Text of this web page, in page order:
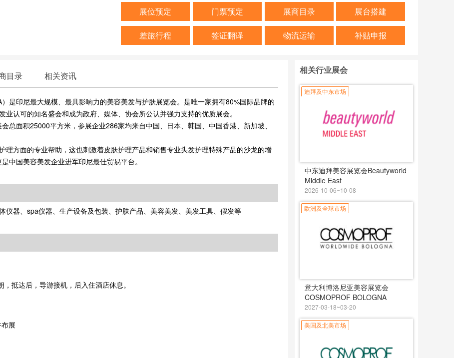
展位预定 门票预定 展商目录 展台搭建
差旅行程 签证翻译 物流运输 补贴申报
目录 相关资讯
是印尼最大规模、最具影响力的美容美发与护肤展览会。是唯一家拥有80%国际品牌的
认可的知名盛会和成为政府、媒体、协会所公认并强力支持的优质展会。
总面积25000平方米，参展企业286家均来自中国、日本、韩国、中国香港、新加坡、
理方面的专业帮助，这也刺激着皮肤护理产品和销售专业头发护理特殊产品的沙龙的增
中国美容美发企业进军印尼最佳贸易平台。
仪器、spa仪器、生产设备及包装、护肤产品、美容美发、美发工具、假发等
抵达后，导游接机，后入住酒店休息。
展
相关行业展会
迪拜及中东市场
中东迪拜美容展览会Beautyworld
Middle East
2026-10-06~10-08
欧洲及全球市场
意大利博洛尼亚美容展览会
COSMOPROF BOLOGNA
2027-03-18~03-20
美国及北美市场